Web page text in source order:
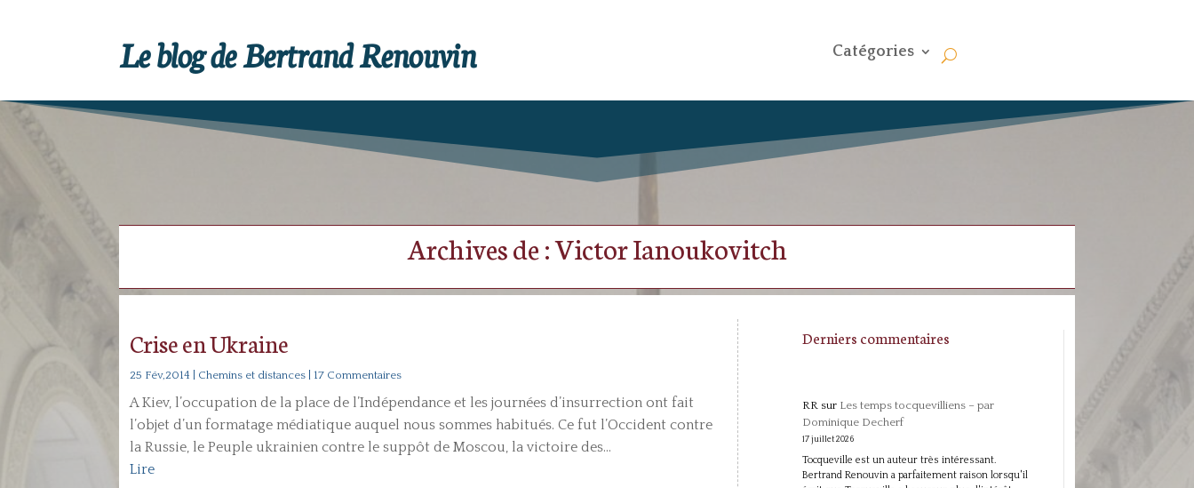
Le blog de Bertrand Renouvin Catégories
Archives de : Victor Ianoukovitch
Crise en Ukraine
25 Fév,2014 Chemins et distances | 17 Commentaires
A Kiev, l’occupation de la place de l’Indépendance et les journées d’insurrection ont fait
l’objet d’un formatage médiatique auquel nous sommes habitués. Ce fut l’Occident contre
la Russie, le Peuple ukrainien contre le suppôt de Moscou, la victoire des...
Lire
Derniers commentaires
RRsur Les temps tocquevilliens – par
Dominique Decherf
17 juillet 2026
Tocqueville est un auteur très intéressant.
Bertrand Renouvin a parfaitement raison lorsqu'il